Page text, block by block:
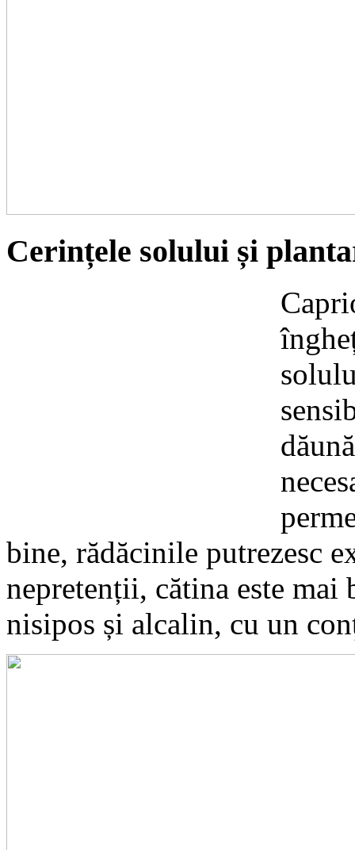
Cerințele solului și
bine, rădăcinile putrezesc
nepretenții, cătina este mai
nisipos și alcalin, cu un